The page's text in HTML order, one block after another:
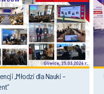
„Młodzi dla Nauki –